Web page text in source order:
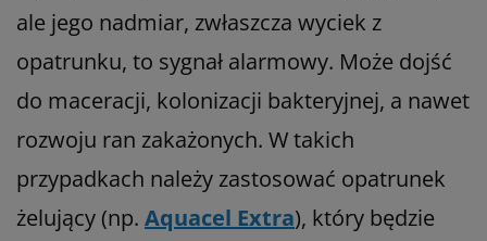
ale jego nadmiar, zwłaszcza wyciek z
opatrunku, to sygnał alarmowy. Może dojść
do maceracji, kolonizacji bakteryjnej, a nawet
rozwoju ran zakażonych. W takich
przypadkach należy zastosować opatrunek
żelujący (np. Aquacel Extra), który będzie